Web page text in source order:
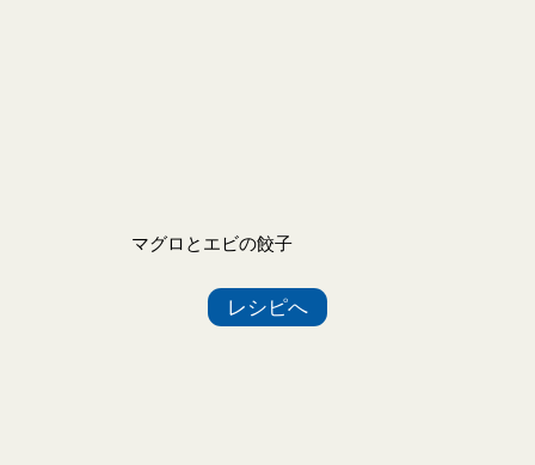
マグロとエビの餃子
レシピへ